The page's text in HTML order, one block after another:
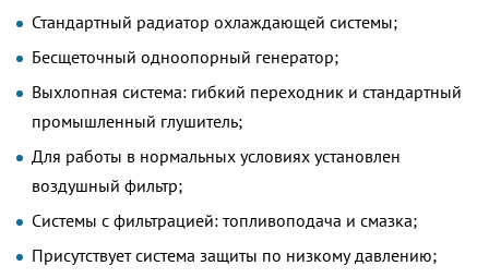
Стандартный радиатор охлаждающей системы;
Бесщеточный одноопорный генератор;
Выхлопная система: гибкий переходник и стандартный
промышленный глушитель;
Для работы в нормальных условиях установлен
воздушный фильтр;
Системы с фильтрацией: топливоподача и смазка;
Присутствует система защиты по низкому давлению;